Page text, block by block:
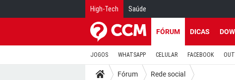
High-Tech Saúde
FÓRUM DICAS
JOGOS WHATSAPP CELULAR FACEBOOK
Fórum Rede social